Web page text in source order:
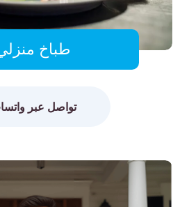
طباخ
تواصل عبر